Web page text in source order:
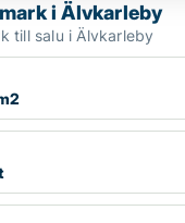
i Älvkarleby
till salu i Älvkarleby